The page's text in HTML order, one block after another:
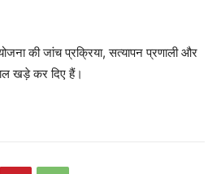
की जांच प्रक्रिया, सत्यापन प्रणाली और
खड़े कर दिए हैं।